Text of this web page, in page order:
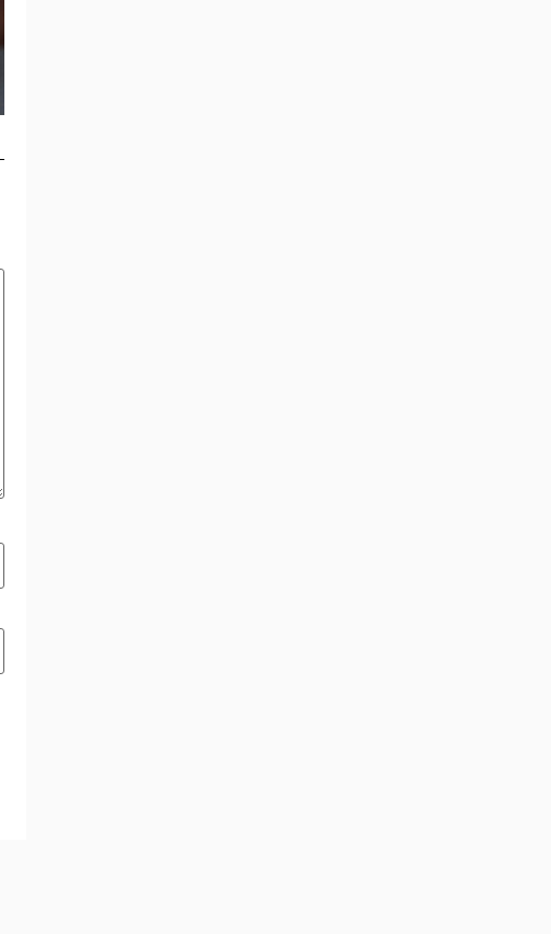
Portugal veu marge per ampliar el comerç amb el